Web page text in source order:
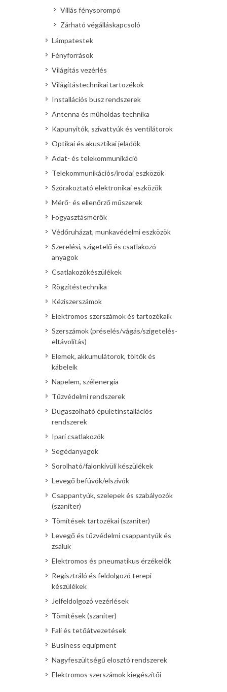
Villás fénysorompó
Zárható végálláskapcsoló
Lámpatestek
Fényforrások
Világítás vezérlés
Világítástechnikai tartozékok
Installációs busz rendszerek
Antenna és műholdas technika
Kapunyitók, szivattyúk és ventilátorok
Optikai és akusztikai jeladók
Adat- és telekommunikáció
Telekommunikációs/irodai eszközök
Szórakoztató elektronikai eszközök
Mérő- és ellenőrző műszerek
Fogyasztásmérők
Védőruházat, munkavédelmi eszközök
Szerelési, szigetelő és csatlakozó
anyagok
Csatlakozókészülékek
Rögzítéstechnika
Kéziszerszámok
Elektromos szerszámok és tartozékaik
Szerszámok (préselés/vágás/szigetelés-
eltávolítás)
Elemek, akkumulátorok, töltők és
kábeleik
Napelem, szélenergia
Tűzvédelmi rendszerek
Dugaszolható épületinstallációs
rendszerek
Ipari csatlakozók
Segédanyagok
Sorolható/falonkívüli készülékek
Levegő befúvók/elszívók
Csappantyúk, szelepek és szabályozók
(szaniter)
Tömítések tartozékai (szaniter)
Levegő és tűzvédelmi csappantyúk és
zsaluk
Elektromos és pneumatikus érzékelők
Regisztráló és feldolgozó terepi
készülékek
Jelfeldolgozó vezérlések
Tömítések (szaniter)
Fali és tetőátvezetések
Business equipment
Nagyfeszültségű elosztó rendszerek
Elektromos szerszámok kiegészítői